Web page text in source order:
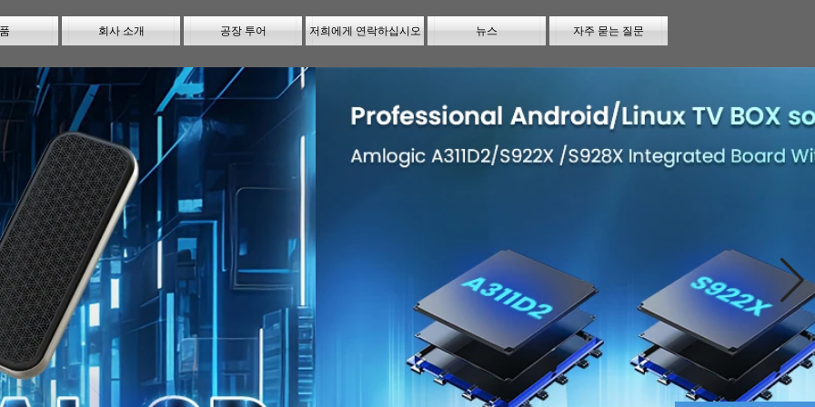
회사 소개 공장 투어 저희에게 연락하십시오 뉴스 자주 묻는 질문